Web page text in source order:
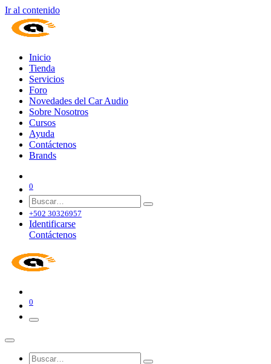
Ir al contenido
Inicio
Tienda
Servicios
Foro
Novedades del Car Audio
Sobre Nosotros
Cursos
Ayuda
Contáctenos
Brands
0
+502 30326957
Identificarse
Contáctenos
0